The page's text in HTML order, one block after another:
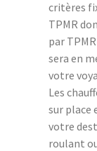
critères
TPMR
par
sera en
votre
Les
sur place
votre
roulant